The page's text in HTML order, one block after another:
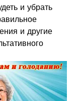
и убрать
и другие